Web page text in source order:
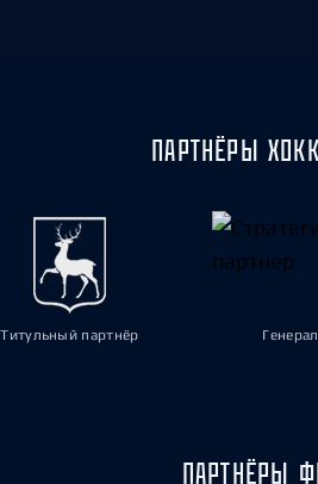
ПАРТНЁРЫ
Титульный партнёр
ПАРТНЁРЫ